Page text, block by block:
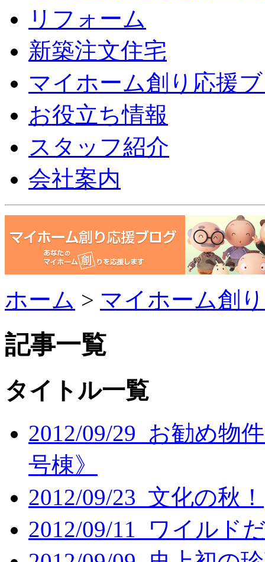
リフォーム
新築注文住宅
マイホーム創り応援
お役立ち情報
スタッフ紹介
会社案内
ホーム > マイホーム創
記事一覧
タイトル一覧
2012/09/29 お勧め物
号棟》
2012/09/23 文化の秋！
2012/09/11 ワイルド